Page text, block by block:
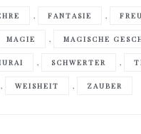
, FANTASIE ,
MAGIE , MAGISCHE
, SCHWERTER ,
, WEISHEIT , ZAUBER